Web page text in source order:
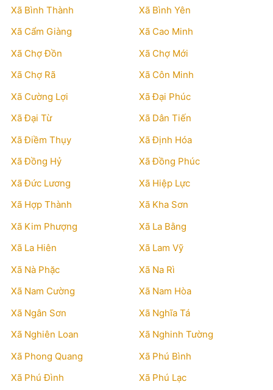
Xã Bình Thành
Xã Bình Yên
Xã Cẩm Giàng
Xã Cao Minh
Xã Chợ Đồn
Xã Chợ Mới
Xã Chợ Rã
Xã Côn Minh
Xã Cường Lợi
Xã Đại Phúc
Xã Đại Từ
Xã Dân Tiến
Xã Điềm Thụy
Xã Định Hóa
Xã Đồng Hỷ
Xã Đồng Phúc
Xã Đức Lương
Xã Hiệp Lực
Xã Hợp Thành
Xã Kha Sơn
Xã Kim Phượng
Xã La Bằng
Xã La Hiên
Xã Lam Vỹ
Xã Nà Phặc
Xã Na Rì
Xã Nam Cường
Xã Nam Hòa
Xã Ngân Sơn
Xã Nghĩa Tá
Xã Nghiên Loan
Xã Nghinh Tường
Xã Phong Quang
Xã Phú Bình
Xã Phú Đình
Xã Phú Lạc